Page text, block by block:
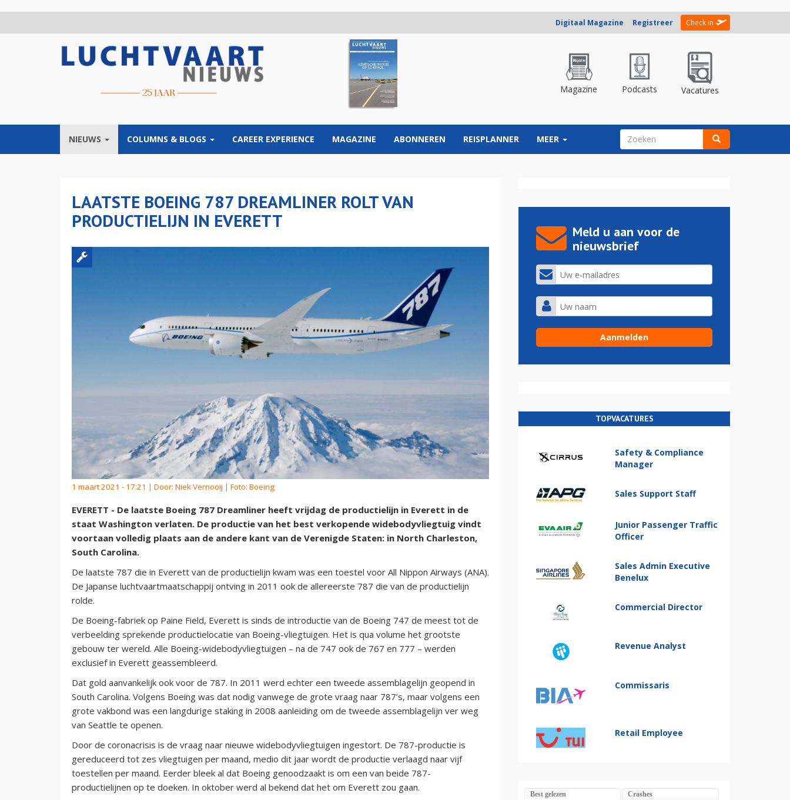
Digitaal Magazine Registreer Check in
Magazine Podcasts Vacatures
NIEUWS COLUMNS & BLOGS CAREER EXPERIENCE MAGAZINE ABONNEREN REISPLANNER MEER ZOEKVELD
LAATSTE BOEING 787 DREAMLINER ROLT VAN
PRODUCTIELIJN IN EVERETT
1 maart 2021 - 17:21 | Door: Niek Vernooij | Foto: Boeing
EVERETT - De laatste Boeing 787 Dreamliner heeft vrijdag de productielijn in Everett in de
staat Washington verlaten. De productie van het best verkopende widebodyvliegtuig vindt
voortaan volledig plaats aan de andere kant van de Verenigde Staten: in North Charleston,
South Carolina.
De laatste 787 die in Everett van de productielijn kwam was een toestel voor All Nippon Airways (ANA).
De Japanse luchtvaartmaatschappij ontving in 2011 ook de allereerste 787 die van de productielijn
rolde.
De Boeing-fabriek op Paine Field, Everett is sinds de introductie van de Boeing 747 de meest tot de
verbeelding sprekende productielocatie van Boeing-vliegtuigen. Het is qua volume het grootste
gebouw ter wereld. Alle Boeing-widebodyvliegtuigen – na de 747 ook de 767 en 777 – werden
exclusief in Everett geassembleerd.
Dat gold aanvankelijk ook voor de 787. In 2011 werd echter een tweede assemblagelijn geopend in
South Carolina. Volgens Boeing was dat nodig vanwege de grote vraag naar 787’s, maar volgens een
grote vakbond was een langdurige staking in 2008 aanleiding om de tweede assemblagelijn ver weg
van Seattle te openen.
Door de coronacrisis is de vraag naar nieuwe widebodyvliegtuigen ingestort. De 787-productie is
gereduceerd tot zes vliegtuigen per maand, medio dit jaar wordt de productie verlaagd naar vijf
toestellen per maand. Eerder bleek al dat Boeing genoodzaakt is om een van beide 787-
productielijnen op te doeken. In oktober werd al bekend dat het om Everett zou gaan.
Meld u aan voor de
nieuwsbrief
TOPVACATURES
Safety & Compliance
Manager
Sales Support Staff
Junior Passenger Traffic
Officer
Sales Admin Executive
Benelux
Commercial Director
Revenue Analyst
Commissaris
Retail Employee
Best gelezen Crashes